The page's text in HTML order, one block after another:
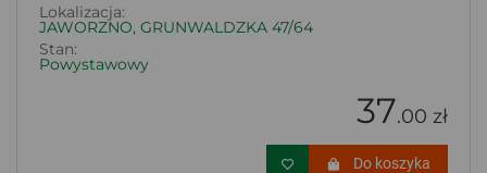
Lokalizacja:
JAWORZNO, GRUNWALDZKA 47/64
Stan:
Powystawowy
37.00 zł
Do koszyka